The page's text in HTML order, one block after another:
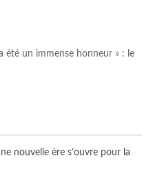
été un immense honneur » : le
nouvelle ère s’ouvre pour la